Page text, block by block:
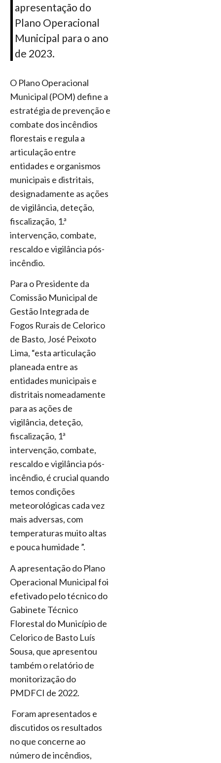
apresentação do
Plano Operacional
Municipal para o ano
de 2023.
O Plano Operacional
Municipal (POM) define a
estratégia de prevenção e
combate dos incêndios
florestais e regula a
articulação entre
entidades e organismos
municipais e distritais,
designadamente as ações
de vigilância, deteção,
fiscalização, 1.ª
intervenção, combate,
rescaldo e vigilância pós-
incêndio.
Para o Presidente da
Comissão Municipal de
Gestão Integrada de
Fogos Rurais de Celorico
de Basto, José Peixoto
Lima, “esta articulação
planeada entre as
entidades municipais e
distritais nomeadamente
para as ações de
vigilância, deteção,
fiscalização, 1ª
intervenção, combate,
rescaldo e vigilância pós-
incêndio, é crucial quando
temos condições
meteorológicas cada vez
mais adversas, com
temperaturas muito altas
e pouca humidade ”.
A apresentação do Plano
Operacional Municipal foi
efetivado pelo técnico do
Gabinete Técnico
Florestal do Município de
Celorico de Basto Luís
Sousa, que apresentou
também o relatório de
monitorização do
PMDFCI de 2022.
Foram apresentados e
discutidos os resultados
no que concerne ao
número de incêndios,